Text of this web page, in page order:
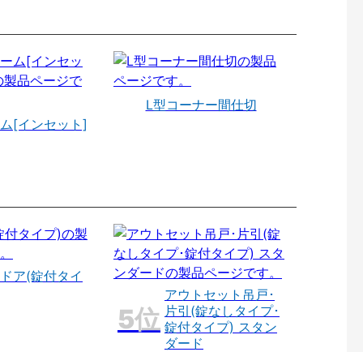
[インセット]
L型コーナー間仕切
ア(錠付タイ
アウトセット吊戸･
片引(錠なしタイプ･
錠付タイプ) スタン
ダード